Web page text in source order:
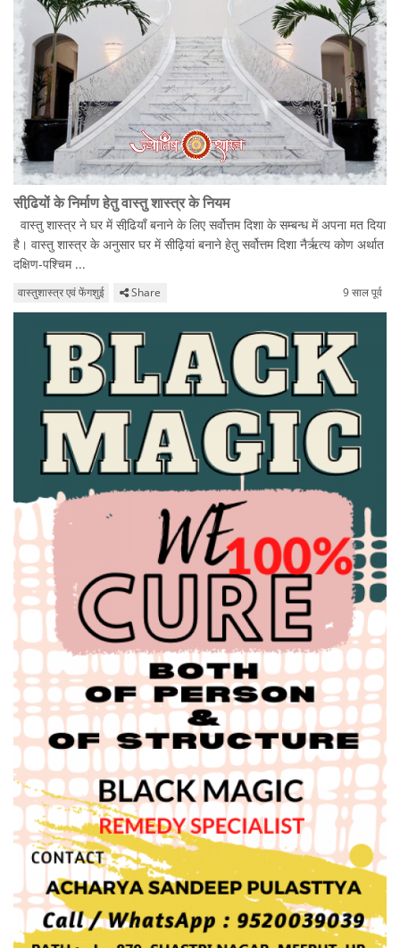
सीढि़यों के निर्माण हेतु वास्तु शास्त्र के नियम
वास्तु शास्त्र ने घर में सीढि़याँ बनाने के लिए सर्वोत्तम दिशा के सम्बन्ध में अपना मत दिया
है। वास्तु शास्त्र के अनुसार घर में सीढ़ियां बनाने हेतु सर्वोत्तम दिशा नैर्ऋत्य कोण अर्थात
दक्षिण-पश्चिम ...
वास्तुशास्त्र एवं फेंगशुई Share 9 साल पूर्व